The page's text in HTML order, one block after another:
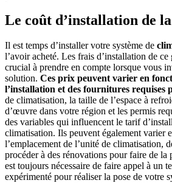
Le coût d’installation de
Il est temps d’installer votre système de
l’avoir acheté. Les frais d’installation de
crucial à prendre en compte lorsque vous
solution. Ces prix peuvent varier en
l’installation et des fournitures requises
de climatisation, la taille de l’espace à
d’œuvre dans votre région et les permis
des variables qui influencent le tarif
climatisation. Ils peuvent également varier
l’emplacement de l’unité de climatisation,
procéder à des rénovations pour faire de la
est toujours nécessaire de faire appel à un
expérimenté pour réaliser la pose de votre